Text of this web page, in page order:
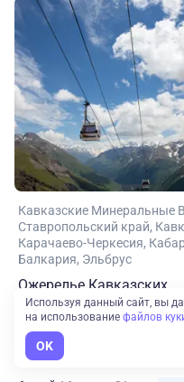
Кавказские Минеральные
Ставропольский край
Карачаево-Черкесия
Балкария Эльбрус
Ожерелье Кавказских
Минеральных Вод.
осеннее путешествие
RUB 82,900
Используя данный сайт, вы
на использование файлов
OK